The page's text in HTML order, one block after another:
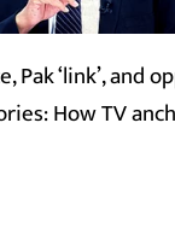
Pak ‘link’, and
How TV